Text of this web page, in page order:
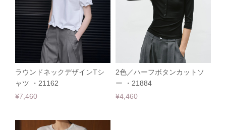
ラウンドネックデザインTシ
ャツ ・21162
¥7,460
2色／ハーフボタンカットソ
ー ・21884
¥4,460